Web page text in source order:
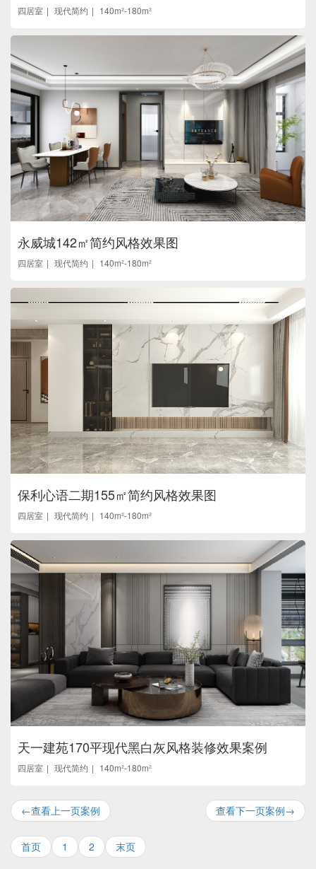
四居室 现代简约 140m²-180m²
永威城142㎡简约风格效果图
四居室 现代简约 140m²-180m²
保利心语二期155㎡简约风格效果图
四居室 现代简约 140m²-180m²
天一建苑170平现代黑白灰风格装修效果案例
四居室 现代简约 140m²-180m²
←查看上一页案例 查看下一页案例→
首页 1 2 末页